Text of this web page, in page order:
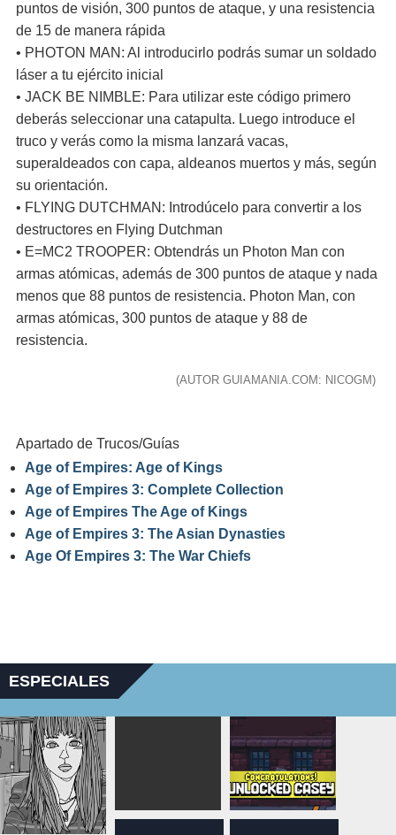
puntos de visión, 300 puntos de ataque, y una resistencia
de 15 de manera rápida
• PHOTON MAN: Al introducirlo podrás sumar un soldado
láser a tu ejército inicial
• JACK BE NIMBLE: Para utilizar este código primero
deberás seleccionar una catapulta. Luego introduce el
truco y verás como la misma lanzará vacas,
superaldeados con capa, aldeanos muertos y más, según
su orientación.
• FLYING DUTCHMAN: Introdúcelo para convertir a los
destructores en Flying Dutchman
• E=MC2 TROOPER: Obtendrás un Photon Man con
armas atómicas, además de 300 puntos de ataque y nada
menos que 88 puntos de resistencia. Photon Man, con
armas atómicas, 300 puntos de ataque y 88 de
resistencia.
(AUTOR GUIAMANIA.COM: NICOGM)
Apartado de Trucos/Guías
Age of Empires: Age of Kings
Age of Empires 3: Complete Collection
Age of Empires The Age of Kings
Age of Empires 3: The Asian Dynasties
Age Of Empires 3: The War Chiefs
ESPECIALES